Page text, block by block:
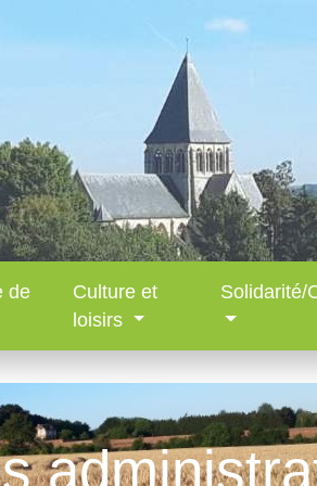
de
Culture et
loisirs
Solidarité/